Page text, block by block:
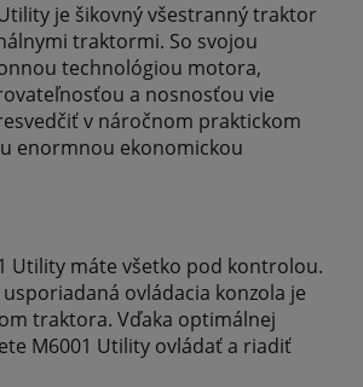
je šikovný všestranný traktor
traktormi. So svojou
technológiou motora,
a nosnosťou vie
v náročnom praktickom
enormnou ekonomickou
Utility máte všetko pod kontrolou.
ovládacia konzola je
traktora. Vďaka optimálnej
M6001 Utility ovládať a riadiť